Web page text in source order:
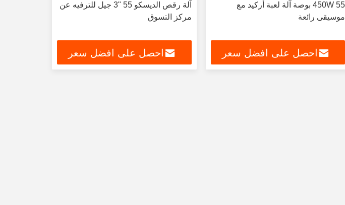
450W 55 بوصة آلة لعبة أركيد مع
موسيقى رائعة
احصل على افضل سعر
آلة رقص الديسكو 55 "3 جيل للترفيه عن
مركز التسوق
احصل على افضل سعر